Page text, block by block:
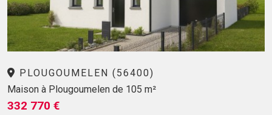
PLOUGOUMELEN (56400)
Maison à Plougoumelen de 105 m²
332 770 €